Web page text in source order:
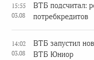
15:55
03.08
ВТБ подсчитал:
потребкредитов
14:02
03.08
ВТБ запустил
ВТБ Юниор